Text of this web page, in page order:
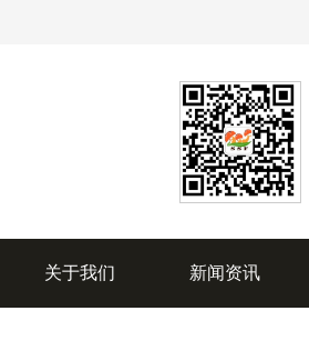
关于我们 新闻资讯